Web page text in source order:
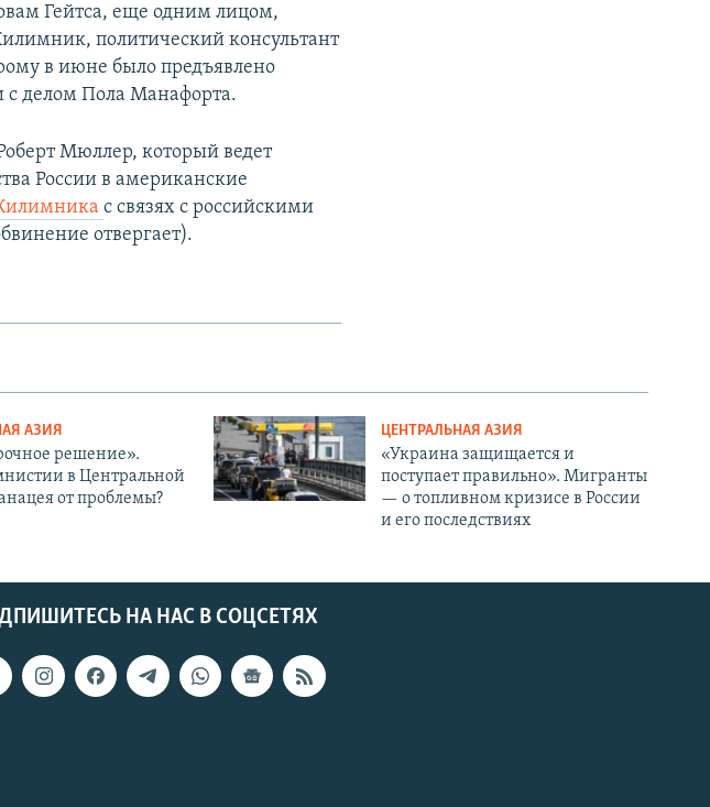
Гейтса, еще одним лицом,
политический консультант
в июне было предъявлено
с делом Пола Манафорта.
Мюллер, который ведет
России в американские
с связях с российскими
отвергает).
АЗИЯ
решение».
в Центральной
от проблемы?
ЦЕНТРАЛЬНАЯ АЗИЯ
«Украина защищается и
поступает правильно». Мигранты
— о топливном кризисе в России
и его последствиях
НА НАС В СОЦСЕТЯХ